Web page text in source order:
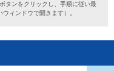
タンをクリックし、手順に従い最
ィンドウで開きます）。